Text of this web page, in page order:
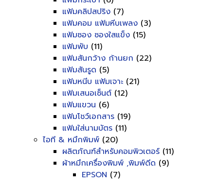
แฟ้มคลิปสปริง (7)
แฟ้มคอม แฟ้มหีบเพลง (3)
แฟ้มซอง ซองใสแข็ง (15)
แฟ้มพับ (11)
แฟ้มสันกว้าง ก้านยก (22)
แฟ้มสันรูด (5)
แฟ้มหนีบ แฟ้มเจาะ (21)
แฟ้มเสนอเซ็นต์ (12)
แฟ้มแขวน (6)
แฟ้มโชว์เอกสาร (19)
แฟ้มใส่นามบัตร (11)
ไอที & หมึกพิมพ์ (20)
ผลิตภัณฑ์สำหรับคอมพิวเตอร์ (11)
ผ้าหมึกเครื่องพิมพ์ ,พิมพ์ดีด (9)
EPSON (7)